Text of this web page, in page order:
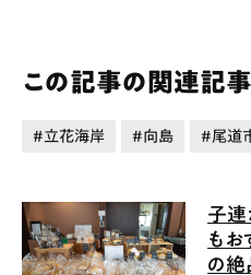
この記事の関連記事
立花海岸 向島 尾道
子連
もお
の絶